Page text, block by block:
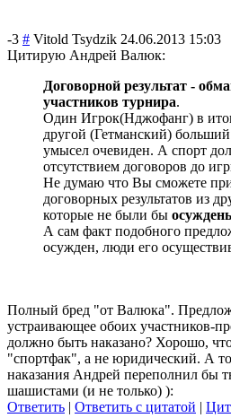
-3 # Vitold Tsydzik 24.06.2013 15:03
Цитирую Андрей Валюк:
Договорной результат -
участников турнира.
Один Игрок(Нджофанг) в
другой (Гетманский)
умысел очевиден. А спорт
отсутствием договоров до
Не думаю что Вы сможете
договорных результатов из
которые не были бы
А сам факт подобного
осужден, люди его
Полный бред "от Валюка".
устраивающее обоих участников-
должно быть наказано? Хорошо,
"спортфак", а не юридический. А
наказания Андрей переполнил бы
шашистами (и не только) ):
Ответить | Ответить с цитатой |